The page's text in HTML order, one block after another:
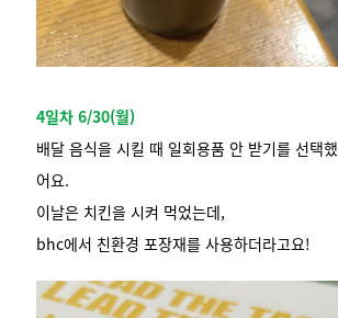
4일차 6/30(월)
배달 음식을 시킬 때 일회용품 안 받기를 선택했
어요.
이날은 치킨을 시켜 먹었는데,
bhc에서 친환경 포장재를 사용하더라고요!